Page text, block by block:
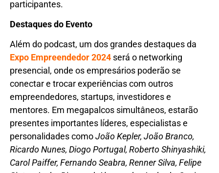
participantes.
Destaques do Evento
Além do podcast, um dos grandes destaques da
Expo Empreendedor 2024 será o networking
presencial, onde os empresários poderão se
conectar e trocar experiências com outros
empreendedores, startups, investidores e
mentores. Em megapalcos simultâneos, estarão
presentes importantes líderes, especialistas e
personalidades comoJoão Kepler, João Branco,
Ricardo Nunes, Diogo Portugal, Roberto Shinyashiki,
Carol Paiffer, Fernando Seabra, Renner Silva, Felipe